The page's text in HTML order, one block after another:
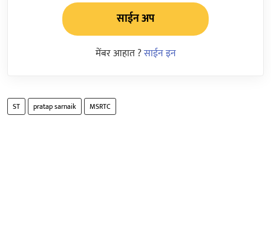
साईन अप
मेंबर आहात ?साईन इन
ST pratap sarnaik MSRTC